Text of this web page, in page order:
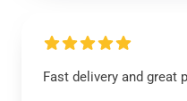
Fast delivery and great